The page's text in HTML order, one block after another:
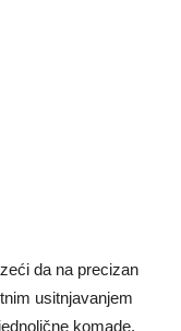
da na precizan
usitnjavanjem
komade.